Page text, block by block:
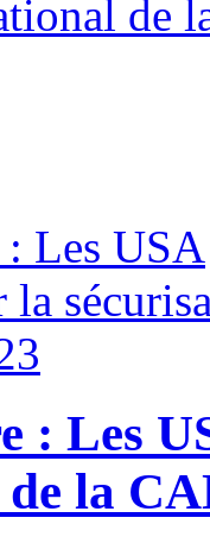
de
: Les
la